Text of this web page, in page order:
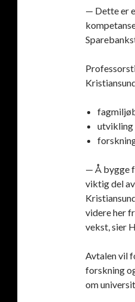
— Dette er
utvikling
— Å bygge
viktig del
videre her
vekst, sier
Avtalen vil
forskning
om